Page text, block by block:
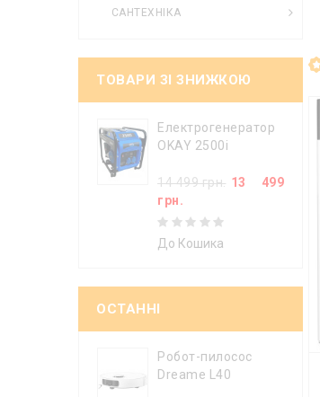
САНТЕХНІКА
ТОВАРИ ЗІ ЗНИЖКОЮ
Електрогенератор
OKAY 2500i
14 499 грн. 13 499
грн.
До Кошика
ОСТАННІ
Робот-пилосос
Dreame L40